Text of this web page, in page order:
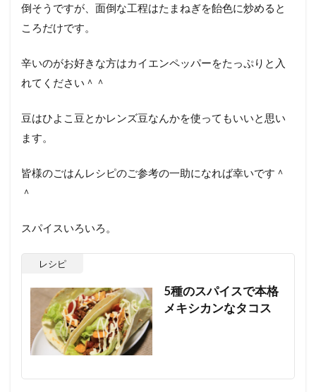
倒そうですが、面倒な工程はたまねぎを飴色に炒めると
ころだけです。
辛いのがお好きな方はカイエンペッパーをたっぷりと入
れてください＾＾
豆はひよこ豆とかレンズ豆なんかを使ってもいいと思い
ます。
皆様のごはんレシピのご参考の一助になれば幸いです＾
＾
スパイスいろいろ。
レシピ
5種のスパイスで本格
メキシカンなタコス